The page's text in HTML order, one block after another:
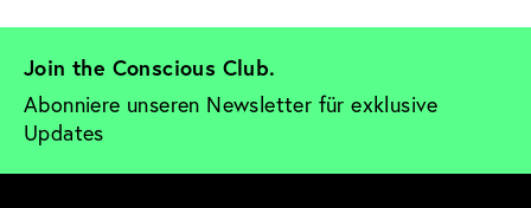
Join the Conscious Club.
Abonniere unseren Newsletter für exklusive
Updates